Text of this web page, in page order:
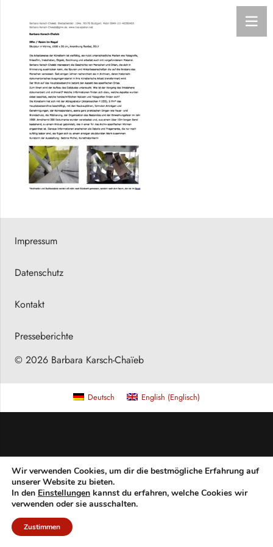
Impressum
Datenschutz
Kontakt
Presseberichte
© 2026 Barbara Karsch-Chaïeb
Wir verwenden Cookies, um dir die bestmögliche Erfahrung auf
unserer Website zu bieten.
In den Einstellungen kannst du erfahren, welche Cookies wir
verwenden oder sie ausschalten.
Zustimmen
Deutsch English (Englisch)